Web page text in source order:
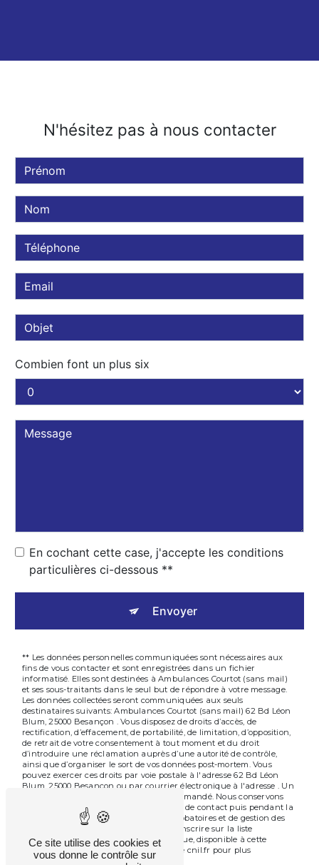
N'hésitez pas à nous contacter
Combien font un plus six
En cochant cette case, j'accepte les conditions
particulières ci-dessous **
Envoyer
** Les données personnelles communiquées sont nécessaires aux
fins de vous contacter et sont enregistrées dans un fichier
informatisé. Elles sont destinées à Ambulances Courtot (sans mail)
et ses sous-traitants dans le seul but de répondre à votre message.
Les données collectées seront communiquées aux seuls
destinataires suivants: Ambulances Courtot (sans mail) 62 Bd Léon
Blum, 25000 Besançon . Vous disposez de droits d’accès, de
rectification, d’effacement, de portabilité, de limitation, d’opposition,
de retrait de votre consentement à tout moment et du droit
d’introduire une réclamation auprès d’une autorité de contrôle,
ainsi que d’organiser le sort de vos données post-mortem. Vous
pouvez exercer ces droits par voie postale à l'adresse 62 Bd Léon
Blum, 25000 Besançon ou par courrier électronique à l'adresse . Un
justificatif d'identité pourra vous être demandé. Nous conservons
vos données pendant la période de prise de contact puis pendant la
durée de prescription légale aux fins probatoires et de gestion des
contentieux. Vous avez le droit de vous inscrire sur la liste
d'opposition au démarchage téléphonique, disponible à cette
Bloctel.gouv.fr
. Consultez le site cnil.fr pour plus
d’informations sur vos droits.
Ce site utilise des cookies et
vous donne le contrôle sur